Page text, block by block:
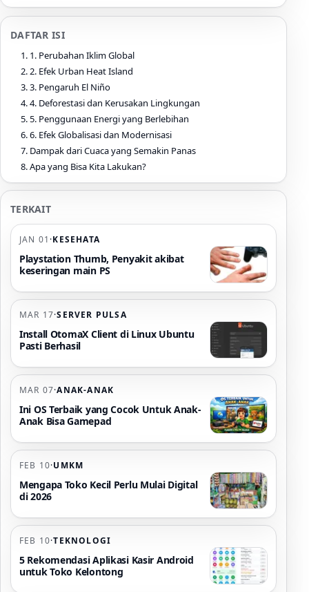
DAFTAR ISI
1. Perubahan Iklim Global
2. Efek Urban Heat Island
3. Pengaruh El Niño
4. Deforestasi dan Kerusakan Lingkungan
5. Penggunaan Energi yang Berlebihan
6. Efek Globalisasi dan Modernisasi
Dampak dari Cuaca yang Semakin Panas
Apa yang Bisa Kita Lakukan?
TERKAIT
JAN 01 ·KESEHATA
Playstation Thumb, Penyakit akibat
keseringan main PS
MAR 17·SERVER PULSA
Install OtomaX Client di Linux Ubuntu
Pasti Berhasil
MAR 07·ANAK-ANAK
Ini OS Terbaik yang Cocok Untuk Anak-
Anak Bisa Gamepad
FEB 10·UMKM
Mengapa Toko Kecil Perlu Mulai Digital
di 2026
FEB 10·TEKNOLOGI
5 Rekomendasi Aplikasi Kasir Android
untuk Toko Kelontong